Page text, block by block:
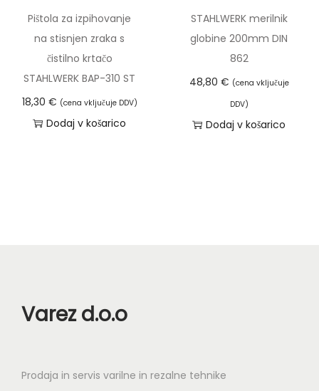
Pištola za izpihovanje
na stisnjen zraka s
čistilno krtačo
STAHLWERK BAP-310 ST
18,30 € (cena vključuje DDV)
Dodaj v košarico
STAHLWERK merilnik
globine 200mm DIN
862
48,80 € (cena vključuje
DDV)
Dodaj v košarico
Varez d.o.o
Prodaja in servis varilne in rezalne tehnike